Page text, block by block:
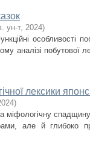
ун-т, 2024)
особливості
аналізі побутової
лексики
)
міфологічну
але й глибоко